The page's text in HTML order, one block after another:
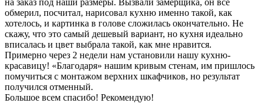
обмерил, посчитал, нарисовал кухню именно такой, как
хотелось, и картинка в голове сложилась окончательно. Не
скажу, что это самый дешевый вариант, но кухня идеально
вписалась и цвет выбрала такой, как мне нравится.
Примерно через 2 недели нам установили нашу кухню-
красавицу! «Благодаря» нашим кривым стенам, им пришлось
помучиться с монтажом верхних шкафчиков, но результат
получился отменный.
Большое всем спасибо! Рекомендую!